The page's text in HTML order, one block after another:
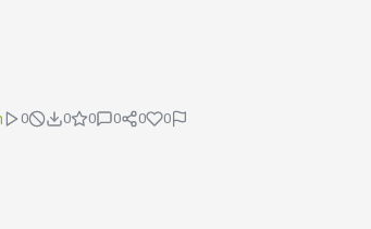
0 0 0 0 0 0